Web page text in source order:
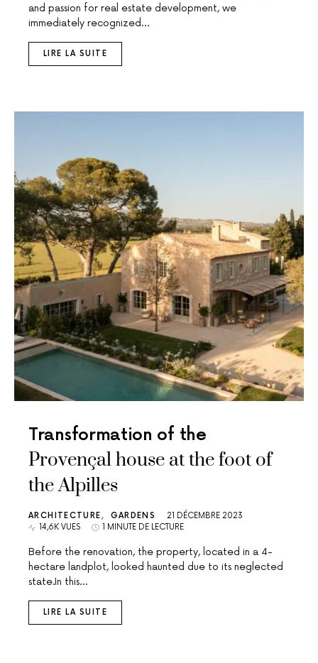
and passion for real estate development, we
immediately recognized…
LIRE LA SUITE
Transformation of the
Provençal house at the foot of
the Alpilles
ARCHITECTURE GARDENS
21 DÉCEMBRE 2023
14,6K VUES
1 MINUTE DE LECTURE
Before the renovation, the property, located in a 4-
hectare landplot, looked haunted due to its neglected
state.In this…
LIRE LA SUITE